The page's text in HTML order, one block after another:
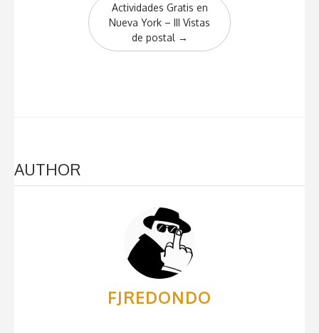
Actividades Gratis en
Nueva York – III Vistas
de postal →
AUTHOR
FJREDONDO